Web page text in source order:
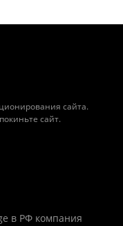
сайта.
сайт.
в РФ компания